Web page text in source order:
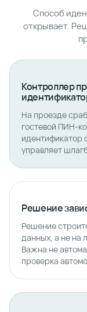
Способ
открывает.
Контроллер
На проезде
гостевой ПИН-
идентификатор
управляет
Решение
Решение
данных, а не на
Важна не
проверка